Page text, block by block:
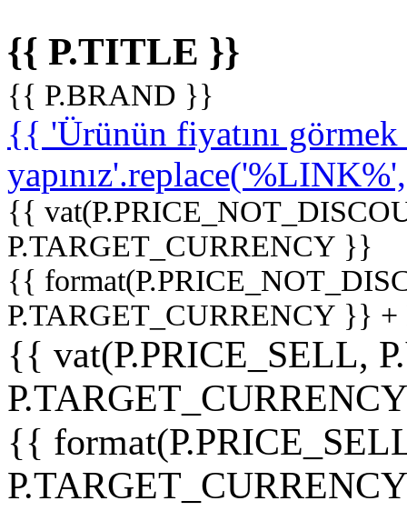
{{ P.TITLE }}
{{ P.BRAND }}
{{ 'Ürünün fiyatını
{{
P.TARGET_CURRENCY }}
{{
P.TARGET_CURRENCY }}
{{ vat(P.PRICE_SELL,
{{